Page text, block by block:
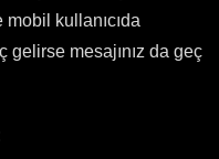
kullanıcıda
gelirse mesajınız da geç